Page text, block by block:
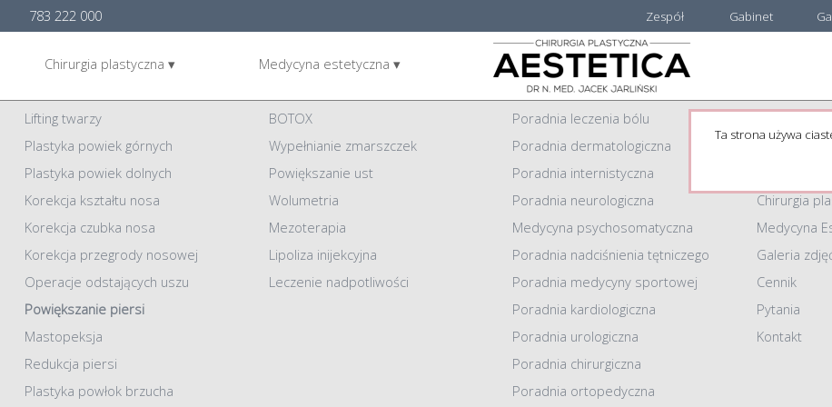
Gabinet
Zespół
783 222 000
Chirurgia plastyczna ▾ Medycyna estetyczna ▾
Chirurgia plastyczna
Lifting twarzy
Plastyka powiek górnych
Plastyka powiek dolnych
Korekcja kształtu nosa
Korekcja czubka nosa
Korekcja przegrody nosowej
Operacje odstających uszu
Powiększanie piersi
Mastopeksja
Redukcja piersi
Plastyka powłok brzucha
Medycyna Estetyczna
BOTOX
Wypełnianie zmarszczek
Powiększanie ust
Wolumetria
Mezoterapia
Lipoliza inijekcyjna
Leczenie nadpotliwości
Centrum Medyczne AESTETICA
Poradnia leczenia bólu
Poradnia dermatologiczna
Poradnia internistyczna
Poradnia neurologiczna
Medycyna psychosomatyczna
Poradnia nadciśnienia tętniczego
Poradnia medycyny sportowej
Poradnia kardiologiczna
Poradnia urologiczna
Poradnia chirurgiczna
Poradnia ortopedyczna
Zespół
Chirurgia
Medycyna
Galeria
Cennik
Pytania
Kontakt
Ta strona używa